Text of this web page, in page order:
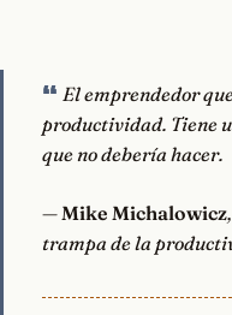
El emprendedor
productividad. Tiene
que no debería hacer.
—Mike Michalowicz
trampa de la